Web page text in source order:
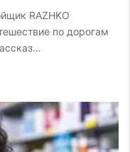
RAZHKO
по дорогам